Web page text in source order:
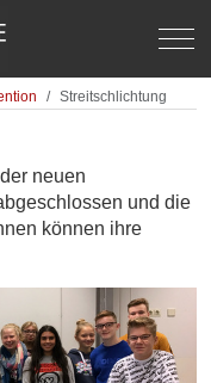
Off-
Streitschlichtung
neuen
und die
können ihre